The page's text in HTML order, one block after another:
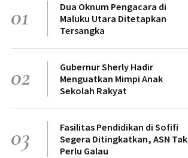
01
Dua Oknum Pengacara di
Maluku Utara Ditetapkan
Tersangka
02
Gubernur Sherly Hadir
Menguatkan Mimpi Anak
Sekolah Rakyat
03
Fasilitas Pendidikan di Sofifi
Segera Ditingkatkan, ASN Tak
Perlu Galau